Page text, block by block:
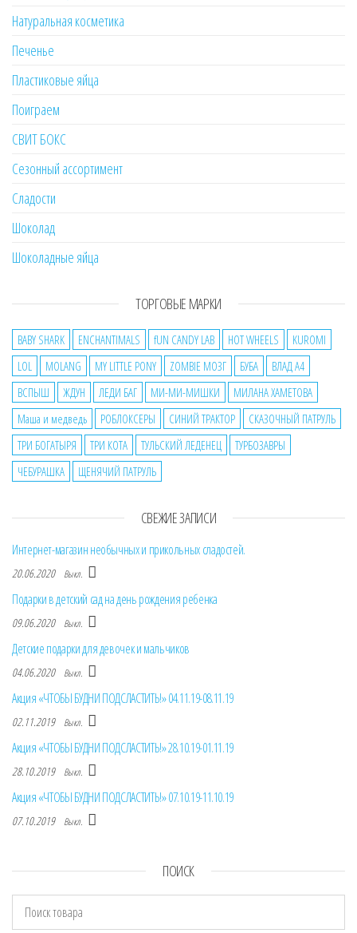
Натуральная косметика
Печенье
Пластиковые яйца
Поиграем
СВИТ БОКС
Сезонный ассортимент
Сладости
Шоколад
Шоколадные яйца
ТОРГОВЫЕ МАРКИ
BABY SHARK ENCHANTIMALS fUN CANDY LAB HOT WHEELS
KUROMI
LOL
MOLANG MY LITTLE PONY ZOMBIE МОЗГ БУБА
ВЛАД А4
ВСПЫШ
ЖДУН ЛЕДИ БАГ МИ-МИ-МИШКИ
МИЛАНА ХАМЕТОВА
Маша и медведь
РОБЛОКСЕРЫ СИНИЙ ТРАКТОР
СКАЗОЧНЫЙ ПАТРУЛЬ
ТРИ БОГАТЫРЯ
ТРИ КОТА ТУЛЬСКИЙ ЛЕДЕНЕЦ
ТУРБОЗАВРЫ
ЧЕБУРАШКА
ЩЕНЯЧИЙ ПАТРУЛЬ
СВЕЖИЕ ЗАПИСИ
Интернет-магазин необычных и прикольных сладостей.
20.06.2020 Выкл.
Подарки в детский сад на день рождения ребенка
09.06.2020 Выкл.
Детские подарки для девочек и мальчиков
04.06.2020 Выкл.
Акция «ЧТОБЫ БУДНИ ПОДСЛАСТИТЬ!» 04.11.19-08.11.19
02.11.2019 Выкл.
Акция «ЧТОБЫ БУДНИ ПОДСЛАСТИТЬ!» 28.10.19-01.11.19
28.10.2019 Выкл.
Акция «ЧТОБЫ БУДНИ ПОДСЛАСТИТЬ!» 07.10.19-11.10.19
07.10.2019 Выкл.
ПОИСК